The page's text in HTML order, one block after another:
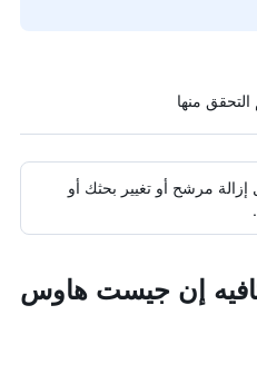
إزالة مرشح أو تغيير بحثك أو
إن جيست هاوس